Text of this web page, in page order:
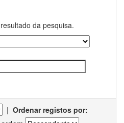
da pesquisa.
| Ordenar registos por: